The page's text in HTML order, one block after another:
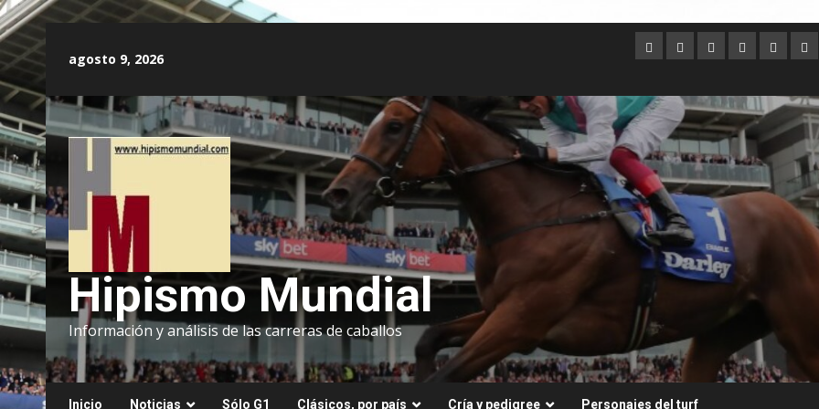
contenido
agosto 9, 2026
Argentina
AustraliaBrasilChileDubai
Hipismo Mundial
Información y análisis de las carreras de caballos
Inicio Noticias Sólo G1 Clásicos, por país Cría y pedigree Personajes del turf